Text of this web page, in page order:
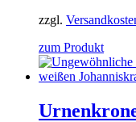
zzgl.
zum Produkt